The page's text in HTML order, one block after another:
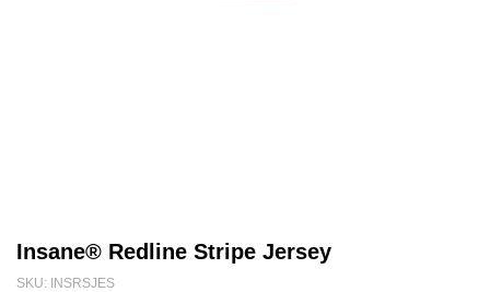
Insane® Redline Stripe Jersey
SKU: INSRSJES